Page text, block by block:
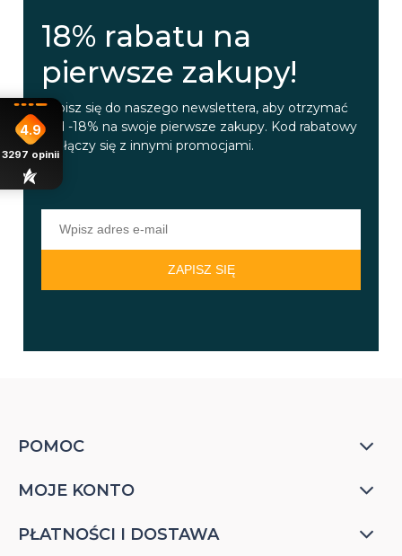
18% rabatu na
pierwsze zakupy!
Zapisz się do naszego newslettera, aby otrzymać
kod -18% na swoje pierwsze zakupy. Kod rabatowy
nie łączy się z innymi promocjami.
ZAPISZ SIĘ
POMOC
MOJE KONTO
PŁATNOŚCI I DOSTAWA
4.9
3297 opinii